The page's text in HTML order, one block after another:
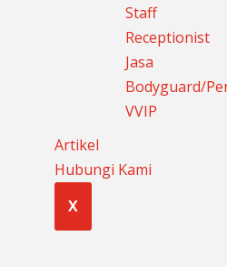
Staff
Receptionist
Jasa
Bodyguard/
VVIP
Artikel
Hubungi Kami
X